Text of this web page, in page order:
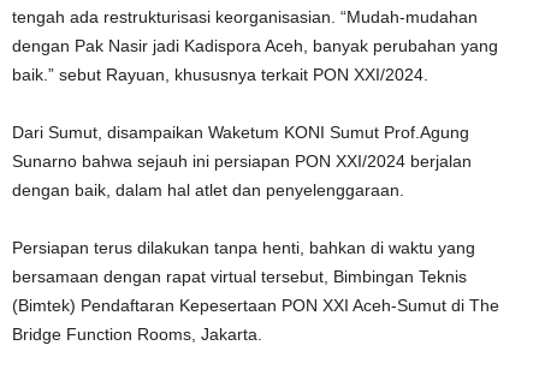
tengah ada restrukturisasi keorganisasian. “Mudah-mudahan
dengan Pak Nasir jadi Kadispora Aceh, banyak perubahan yang
baik.” sebut Rayuan, khususnya terkait PON XXI/2024.
Dari Sumut, disampaikan Waketum KONI Sumut Prof.Agung
Sunarno bahwa sejauh ini persiapan PON XXI/2024 berjalan
dengan baik, dalam hal atlet dan penyelenggaraan.
Persiapan terus dilakukan tanpa henti, bahkan di waktu yang
bersamaan dengan rapat virtual tersebut, Bimbingan Teknis
(Bimtek) Pendaftaran Kepesertaan PON XXI Aceh-Sumut di The
Bridge Function Rooms, Jakarta.